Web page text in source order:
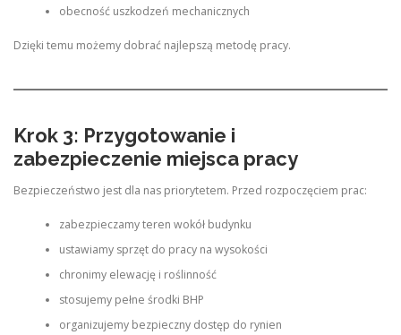
obecność uszkodzeń mechanicznych
Dzięki temu możemy dobrać najlepszą metodę pracy.
Krok 3: Przygotowanie i
zabezpieczenie miejsca pracy
Bezpieczeństwo jest dla nas priorytetem. Przed rozpoczęciem prac:
zabezpieczamy teren wokół budynku
ustawiamy sprzęt do pracy na wysokości
chronimy elewację i roślinność
stosujemy pełne środki BHP
organizujemy bezpieczny dostęp do rynien